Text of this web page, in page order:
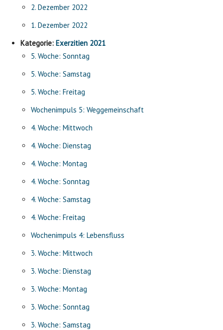
2. Dezember 2022
1. Dezember 2022
Kategorie: Exerzitien 2021
5. Woche: Sonntag
5. Woche: Samstag
5. Woche: Freitag
Wochenimpuls 5: Weggemeinschaft
4. Woche: Mittwoch
4. Woche: Dienstag
4. Woche: Montag
4. Woche: Sonntag
4. Woche: Samstag
4. Woche: Freitag
Wochenimpuls 4: Lebensfluss
3. Woche: Mittwoch
3. Woche: Dienstag
3. Woche: Montag
3. Woche: Sonntag
3. Woche: Samstag